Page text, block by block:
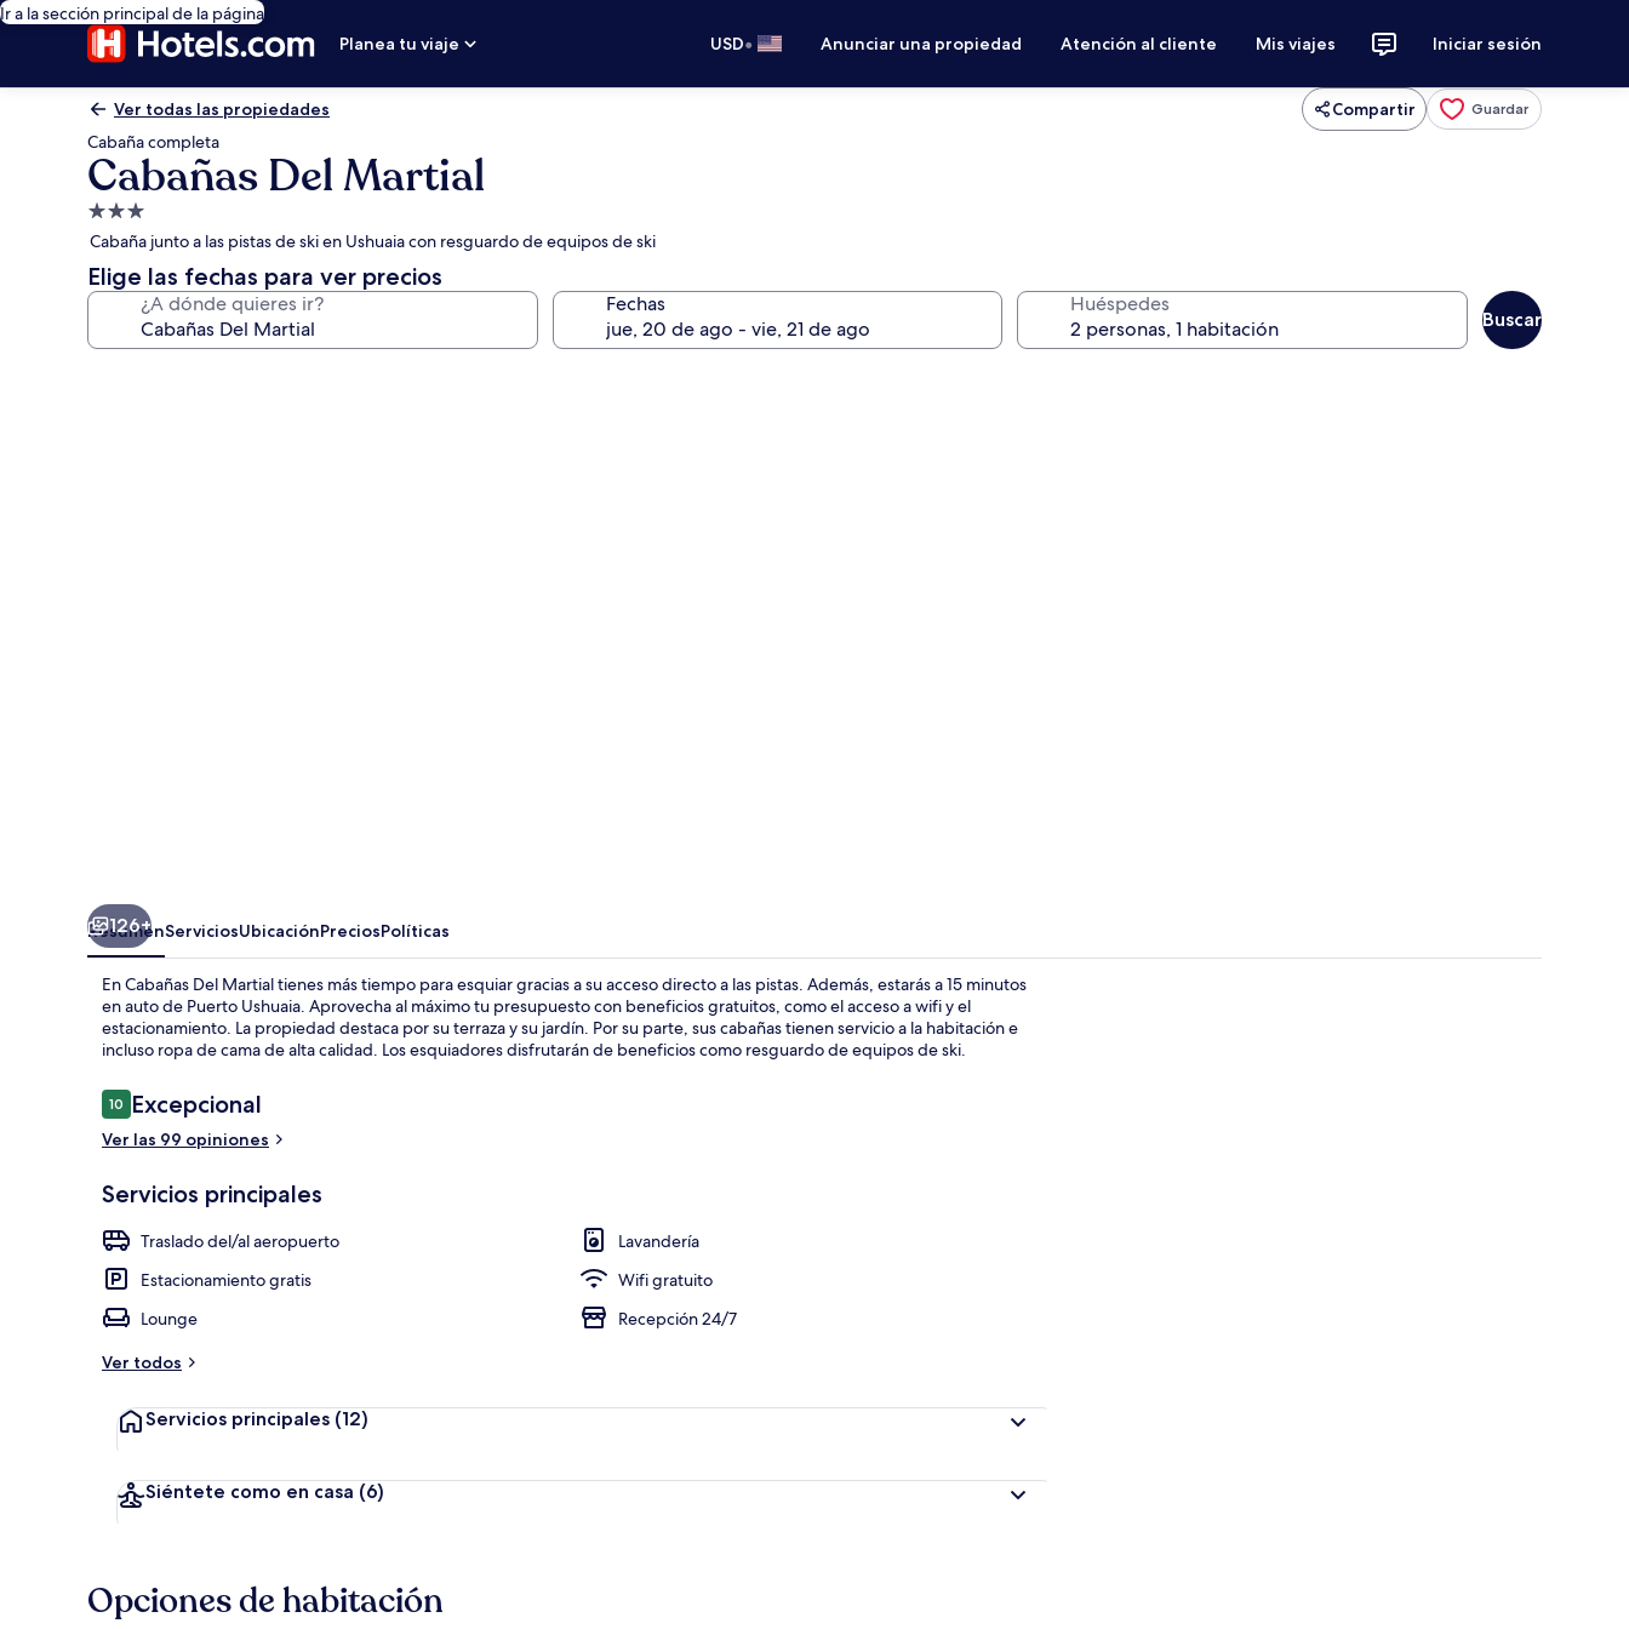
Ir a la sección principal de la página
Planea tu viaje
USD• Anunciar una propiedad Atención al cliente Mis viajes Iniciar sesión
Ver todas las propiedades Compartir Guardar
Cabaña completa
Cabañas Del Martial
Propiedad
de
3.0
estrellas
Cabaña junto a las pistas de ski en Ushuaia con resguardo de equipos de ski
Elige las fechas para ver precios
¿A dónde quieres ir? Fechas Huéspedes
Buscar
126+
ResumenServiciosUbicaciónPreciosPolíticas
En Cabañas Del Martial tienes más tiempo para esquiar gracias a su acceso directo a las pistas. Además, estarás a 15 minutos
en auto de Puerto Ushuaia. Aprovecha al máximo tu presupuesto con beneficios gratuitos, como el acceso a wifi y el
estacionamiento. La propiedad destaca por su terraza y su jardín. Por su parte, sus cabañas tienen servicio a la habitación e
incluso ropa de cama de alta calidad. Los esquiadores disfrutarán de beneficios como resguardo de equipos de ski.
Opiniones
1010 de 10,
Excepcional
Ver las 99 opiniones
Servicios principales
Traslado del/al aeropuerto
Lavandería
Estacionamiento gratis
Wifi gratuito
Lounge
Recepción 24/7
Ver todos
Servicios principales (12)
Siéntete como en casa (6)
Opciones de habitación